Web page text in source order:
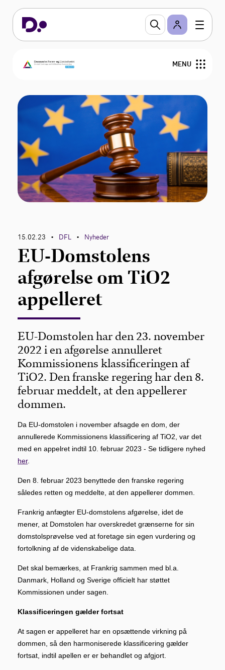
MENU
Om DFL
Regler og viden
Arrangementer
Sektioner
Branchevejledninger
15.02.23 • DFL • Nyheder
EU-Domstolens
afgørelse om TiO2
appelleret
EU-Domstolen har den 23. november
2022 i en afgørelse annulleret
Kommissionens klassificeringen af
TiO2. Den franske regering har den 8.
februar meddelt, at den appellerer
dommen.
Da EU-domstolen i november afsagde en dom, der
annullerede Kommissionens klassificering af TiO2, var det
med en appelret indtil 10. februar 2023 -Se tidligere nyhed
her.
Den 8. februar 2023 benyttede den franske regering
således retten og meddelte, at den appellerer dommen.
Frankrig anfægter EU-domstolens afgørelse, idet de
mener, at Domstolen har overskredet grænserne for sin
domstolsprøvelse ved at foretage sin egen vurdering og
fortolkning af de videnskabelige data.
Det skal bemærkes, at Frankrig sammen med bl.a.
Danmark, Holland og Sverige officielt har støttet
Kommissionen under sagen.
Klassificeringen gælder fortsat
At sagen er appelleret har en opsættende virkning på
dommen, så den harmoniserede klassificering gælder
fortsat, indtil apellen er er behandlet og afgjort.